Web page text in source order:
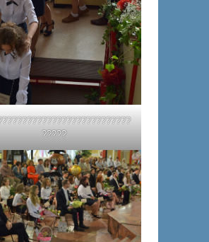
?????